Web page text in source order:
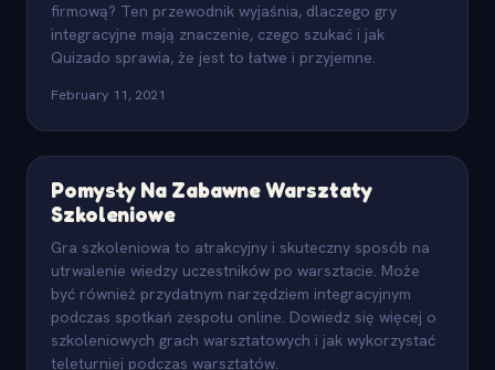
firmową? Ten przewodnik wyjaśnia, dlaczego gry
integracyjne mają znaczenie, czego szukać i jak
Quizado sprawia, że jest to łatwe i przyjemne.
February 11, 2021
Pomysły Na Zabawne Warsztaty
Szkoleniowe
Gra szkoleniowa to atrakcyjny i skuteczny sposób na
utrwalenie wiedzy uczestników po warsztacie. Może
być również przydatnym narzędziem integracyjnym
podczas spotkań zespołu online. Dowiedz się więcej o
szkoleniowych grach warsztatowych i jak wykorzystać
teleturniej podczas warsztatów.